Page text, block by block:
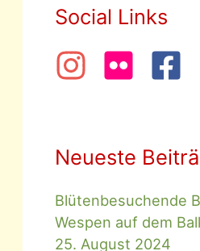
Social Links
Neueste
Blütenbesuchende
Wespen auf dem
25. August 2024